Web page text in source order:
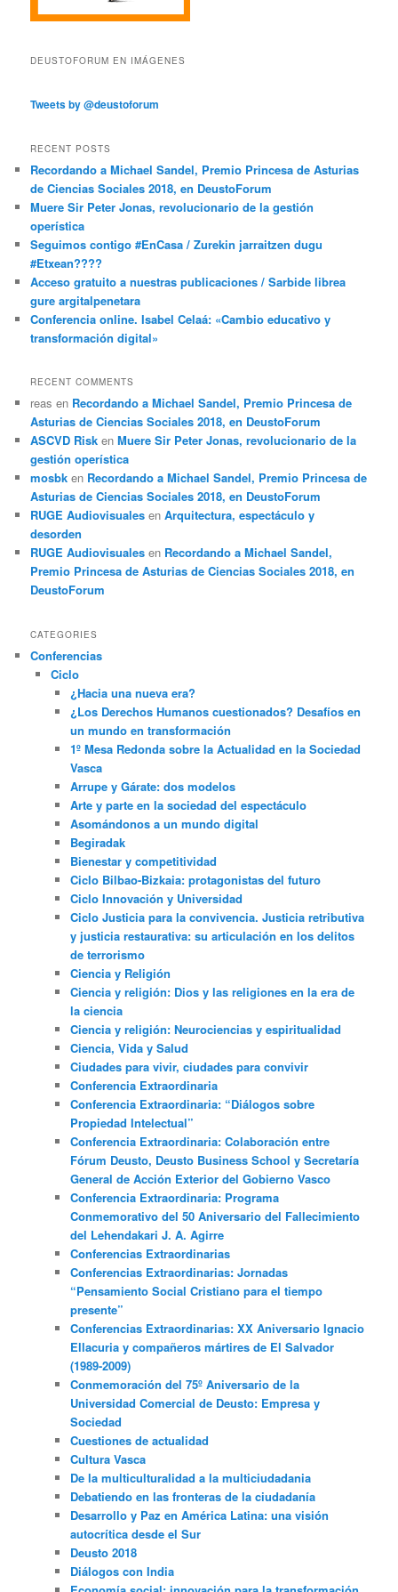
DEUSTOFORUM EN IMÁGENES
Tweets by @deustoforum
RECENT POSTS
Recordando a Michael Sandel, Premio Princesa de Asturias
de Ciencias Sociales 2018, en DeustoForum
Muere Sir Peter Jonas, revolucionario de la gestión
operística
Seguimos contigo #EnCasa / Zurekin jarraitzen dugu
#Etxean????
Acceso gratuito a nuestras publicaciones / Sarbide librea
gure argitalpenetara
Conferencia online. Isabel Celaá: «Cambio educativo y
transformación digital»
RECENT COMMENTS
reas en Recordando a Michael Sandel, Premio Princesa de
Asturias de Ciencias Sociales 2018, en DeustoForum
ASCVD Risk enMuere Sir Peter Jonas, revolucionario de la
gestión operística
mosbk en Recordando a Michael Sandel, Premio Princesa de
Asturias de Ciencias Sociales 2018, en DeustoForum
RUGE Audiovisuales enArquitectura, espectáculo y
desorden
RUGE Audiovisuales en Recordando a Michael Sandel,
Premio Princesa de Asturias de Ciencias Sociales 2018, en
DeustoForum
CATEGORIES
Conferencias
Ciclo
¿Hacia una nueva era?
¿Los Derechos Humanos cuestionados? Desafíos en
un mundo en transformación
1º Mesa Redonda sobre la Actualidad en la Sociedad
Vasca
Arrupe y Gárate: dos modelos
Arte y parte en la sociedad del espectáculo
Asomándonos a un mundo digital
Begiradak
Bienestar y competitividad
Ciclo Bilbao-Bizkaia: protagonistas del futuro
Ciclo Innovación y Universidad
Ciclo Justicia para la convivencia. Justicia retributiva
y justicia restaurativa: su articulación en los delitos
de terrorismo
Ciencia y Religión
Ciencia y religión: Dios y las religiones en la era de
la ciencia
Ciencia y religión: Neurociencias y espiritualidad
Ciencia, Vida y Salud
Ciudades para vivir, ciudades para convivir
Conferencia Extraordinaria
Conferencia Extraordinaria: “Diálogos sobre
Propiedad Intelectual”
Conferencia Extraordinaria: Colaboración entre
Fórum Deusto, Deusto Business School y Secretaría
General de Acción Exterior del Gobierno Vasco
Conferencia Extraordinaria: Programa
Conmemorativo del 50 Aniversario del Fallecimiento
del Lehendakari J. A. Agirre
Conferencias Extraordinarias
Conferencias Extraordinarias: Jornadas
“Pensamiento Social Cristiano para el tiempo
presente”
Conferencias Extraordinarias: XX Aniversario Ignacio
Ellacuria y compañeros mártires de El Salvador
(1989-2009)
Conmemoración del 75º Aniversario de la
Universidad Comercial de Deusto: Empresa y
Sociedad
Cuestiones de actualidad
Cultura Vasca
De la multiculturalidad a la multiciudadania
Debatiendo en las fronteras de la ciudadanía
Desarrollo y Paz en América Latina: una visión
autocrítica desde el Sur
Deusto 2018
Diálogos con India